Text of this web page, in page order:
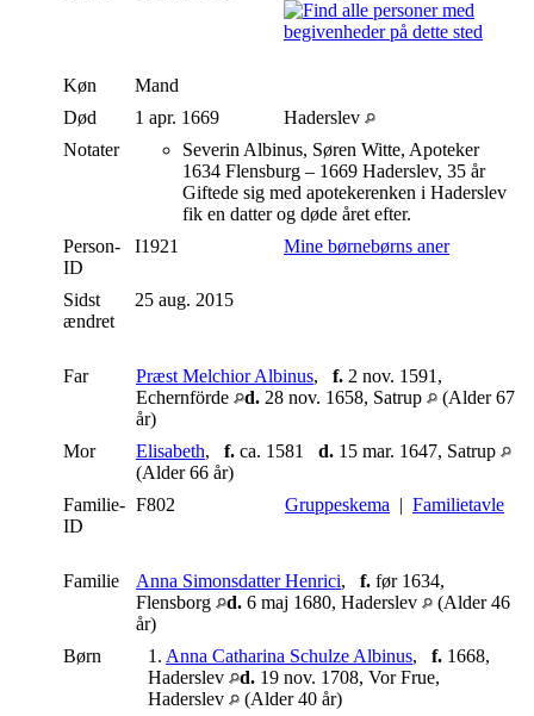
Køn
Mand
Død
1 apr. 1669
Haderslev
Notater
Severin Albinus, Søren Witte, Apoteker
1634 Flensburg – 1669 Haderslev, 35 år
Giftede sig med apotekerenken i Haderslev
fik en datter og døde året efter.
Person-
ID
I1921 Mine børnebørns aner
Sidst
ændret
25 aug. 2015
Far Præst Melchior Albinus, f. 2 nov. 1591,
Echernförde
d. 28 nov. 1658, Satrup
(Alder 67
år)
Mor
Elisabeth, f. ca. 1581 d. 15 mar. 1647, Satrup
(Alder 66 år)
Familie-
ID
F802 Gruppeskema | Familietavle
Familie Anna Simonsdatter Henrici, f. før 1634,
Flensborg
d. 6 maj 1680, Haderslev
(Alder 46
år)
Børn
1. Anna Catharina Schulze Albinus, f. 1668,
Haderslev
d. 19 nov. 1708, Vor Frue,
Haderslev
(Alder 40 år)